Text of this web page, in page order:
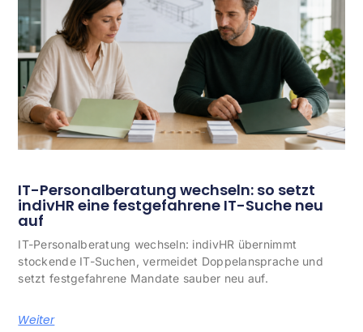
IT-Personalberatung wechseln: so setzt
indivHR eine festgefahrene IT-Suche neu
auf
IT-Personalberatung wechseln: indivHR übernimmt
stockende IT-Suchen, vermeidet Doppelansprache und
setzt festgefahrene Mandate sauber neu auf.
Weiter